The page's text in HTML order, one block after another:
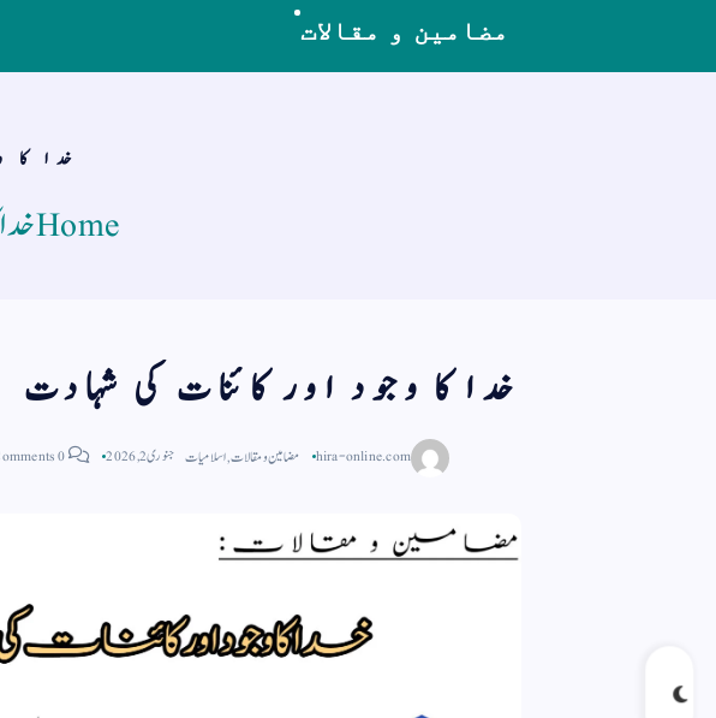
مضامین و مقالات
خدا كا
Home
خدا كا وجود اور كائنات كی شہادت
hira-online.com مضامین و مقالات,اسلامیات جنوری 2, 2026